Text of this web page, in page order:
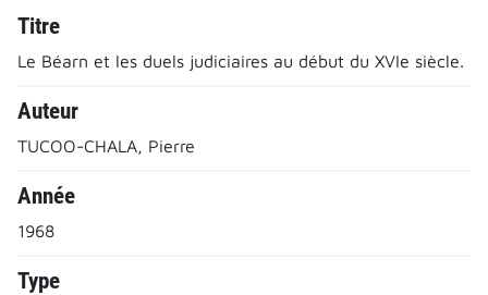
Titre
Le Béarn et les duels judiciaires au début du XVIe siècle.
Auteur
TUCOO-CHALA, Pierre
Année
1968
Type